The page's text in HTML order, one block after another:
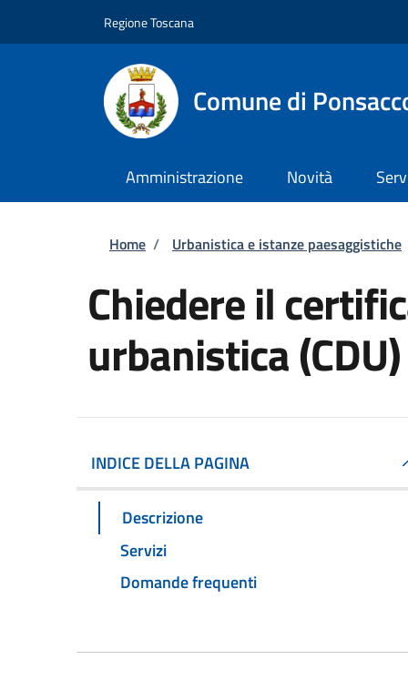
Regione Toscana
Comune di
Amministrazione Novità
Briciole di pane
Home / Urbanistica e istanze paesaggistiche
Chiedere il
urbanistica (CDU)
INDICE DELLA PAGINA
Descrizione
Servizi
Domande frequenti